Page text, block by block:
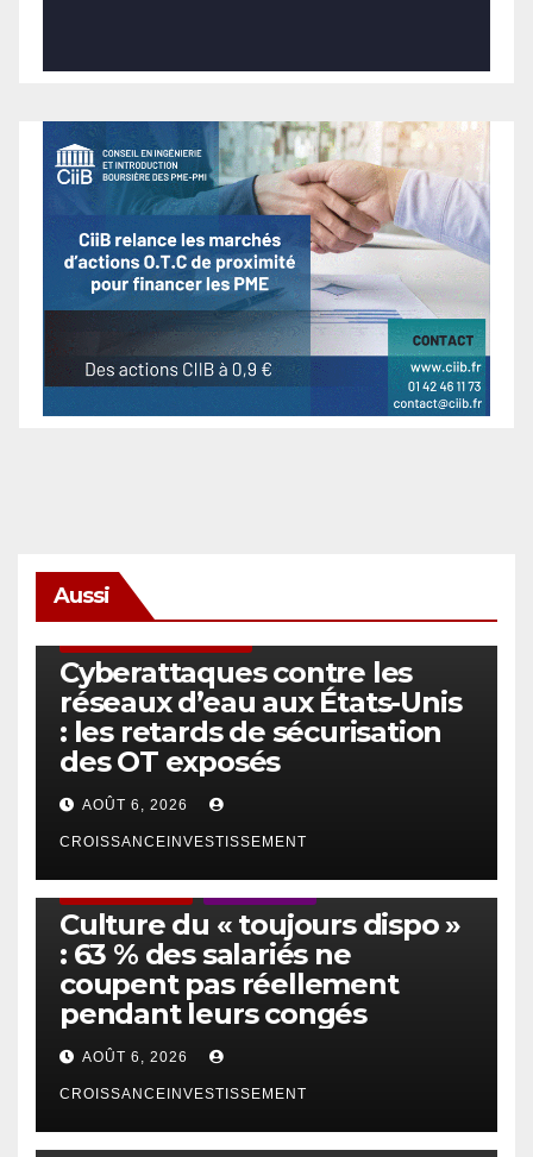
Aussi
Cyberattaques contre les
réseaux d’eau aux États-Unis
: les retards de sécurisation
des OT exposés
AOÛT 6, 2026
CROISSANCEINVESTISSEMENT
Culture du « toujours dispo »
: 63 % des salariés ne
coupent pas réellement
pendant leurs congés
AOÛT 6, 2026
CROISSANCEINVESTISSEMENT